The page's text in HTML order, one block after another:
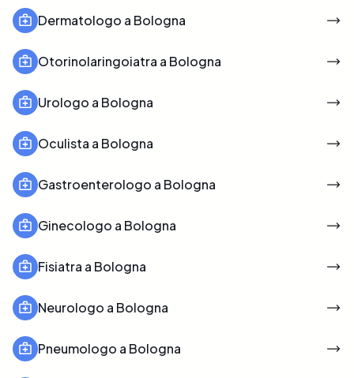
Dermatologo a Bologna
Otorinolaringoiatra a Bologna
Urologo a Bologna
Oculista a Bologna
Gastroenterologo a Bologna
Ginecologo a Bologna
Fisiatra a Bologna
Neurologo a Bologna
Pneumologo a Bologna